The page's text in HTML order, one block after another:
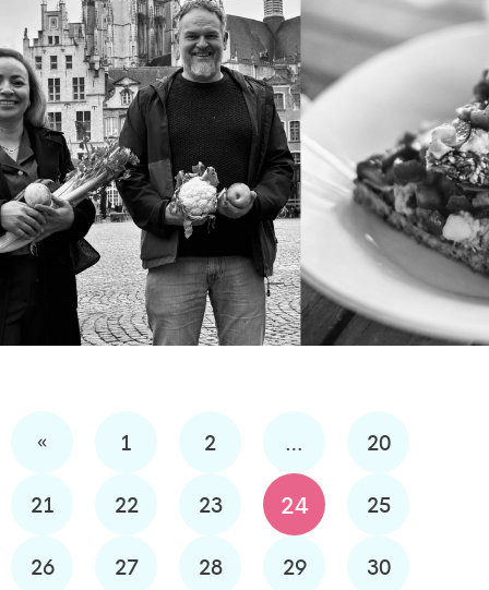
« 1 2 … 20
21 22 23 24 25
26 27 28 29 30